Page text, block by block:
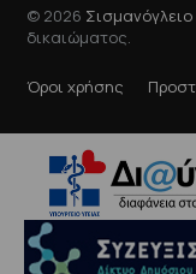
© 2026
δικαιώματος.
Όροι χρήσης